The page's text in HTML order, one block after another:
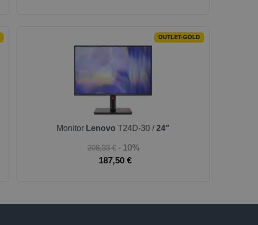
OUTLET-GOLD
Monitor Lenovo T24D-30 /24"
208,33 € - 10%
187,50 €